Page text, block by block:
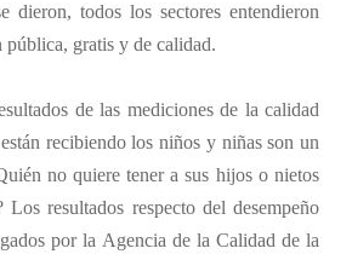
dieron, todos los sectores entendieron
pública, gratis y de calidad.
de las mediciones de la calidad
recibiendo los niños y niñas son un
no quiere tener a sus hijos o nietos
resultados respecto del desempeño
por la Agencia de la Calidad de la